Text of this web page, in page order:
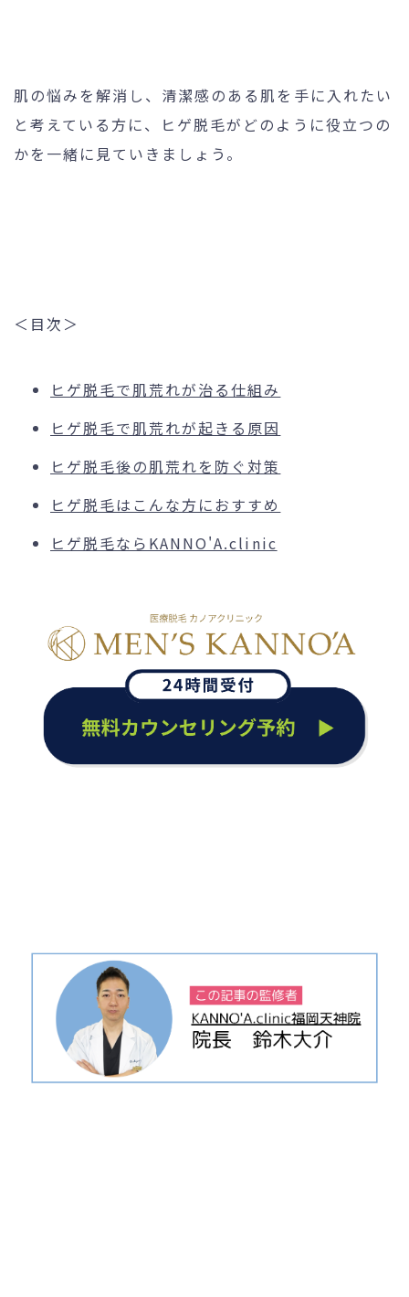
肌の悩みを解消し、清潔感のある肌を手に入れたい
と考えている方に、ヒゲ脱毛がどのように役立つの
かを一緒に見ていきましょう。
＜目次＞
ヒゲ脱毛で肌荒れが治る仕組み
ヒゲ脱毛で肌荒れが起きる原因
ヒゲ脱毛後の肌荒れを防ぐ対策
ヒゲ脱毛はこんな方におすすめ
ヒゲ脱毛ならKANNO'A.clinic